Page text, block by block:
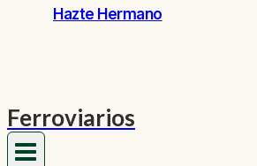
Hazte Hermano
Ferroviarios